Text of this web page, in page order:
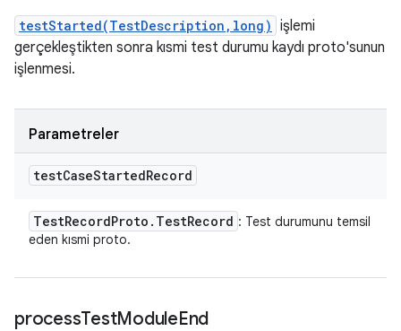
testStarted(TestDescription,long) işlemi
gerçekleştikten sonra kısmi test durumu kaydı proto'sunun
işlenmesi.
Parametreler
testCaseStartedRecord
TestRecordProto . TestRecord : Test durumunu temsil
eden kısmi proto.
processTestModuleEnd